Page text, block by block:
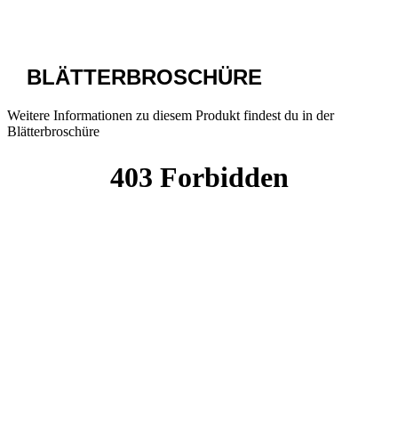
BLÄTTERBROSCHÜRE
Weitere Informationen zu diesem Produkt findest du in der
Blätterbroschüre